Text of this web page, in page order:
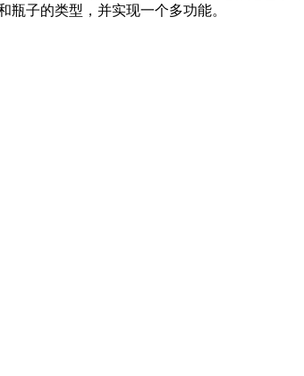
子的类型，并实现一个多功能。